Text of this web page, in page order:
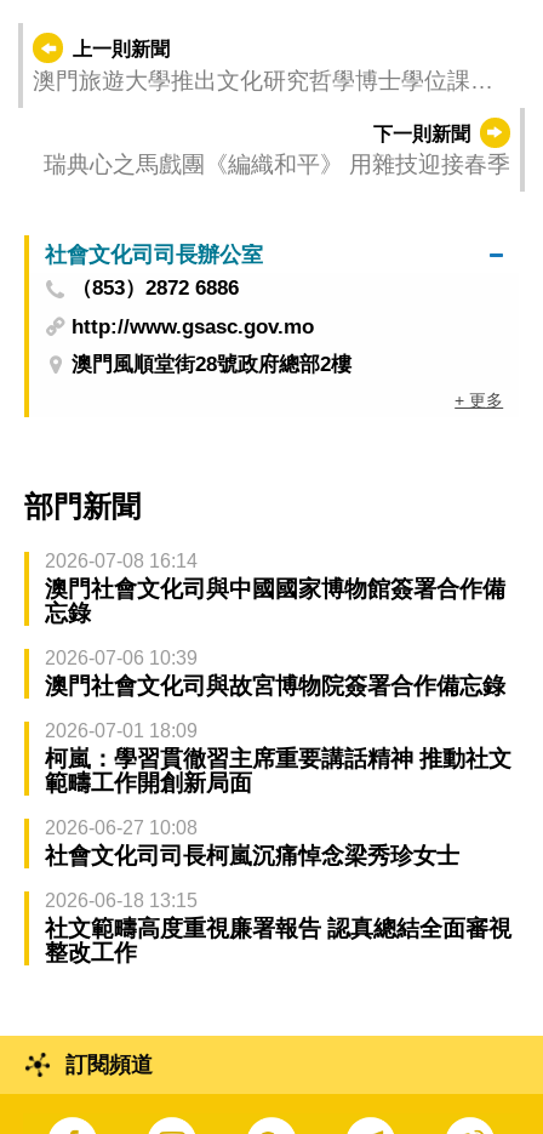
上一則新聞
澳門旅遊大學推出文化研究哲學博士學位課程
下一則新聞
瑞典心之馬戲團《編織和平》 用雜技迎接春季
社會文化司司長辦公室
（853）2872 6886
http://www.gsasc.gov.mo
澳門風順堂街28號政府總部2樓
+ 更多
部門新聞
2026-07-08 16:14
澳門社會文化司與中國國家博物館簽署合作備
忘錄
2026-07-06 10:39
澳門社會文化司與故宮博物院簽署合作備忘錄
2026-07-01 18:09
柯嵐：學習貫徹習主席重要講話精神 推動社文
範疇工作開創新局面
2026-06-27 10:08
社會文化司司長柯嵐沉痛悼念梁秀珍女士
2026-06-18 13:15
社文範疇高度重視廉署報告 認真總結全面審視
整改工作
訂閱頻道